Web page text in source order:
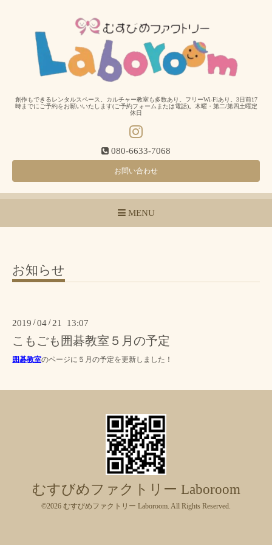
創作もできるレンタルスペース。カルチャー教室も多数あり。フリーWi-Fiあり。3日前17
時までにご予約をお願いいたします(ご予約フォームまたは電話)。木曜・第二/第四土曜定
休日
080-6633-7068
お問い合わせ
MENU
お知らせ
2019 /04 / 21 13:07
こもごも囲碁教室５月の予定
囲碁教室のページに５月の予定を更新しました！
むすびめファクトリー Laboroom
©2026 むすびめファクトリー Laboroom . All Rights Reserved.